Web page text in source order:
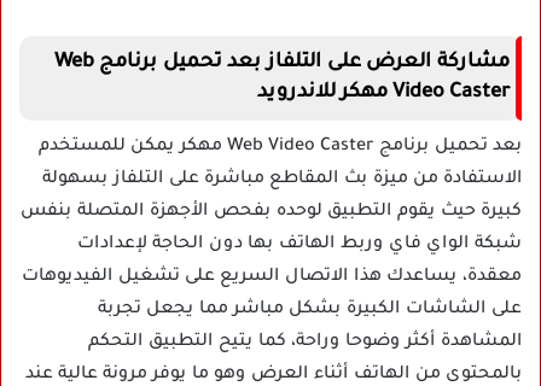
مشاركة العرض على التلفاز بعد تحميل برنامج Web
Video Caster مهكر للاندرويد
بعد تحميل برنامج Web Video Caster مهكر يمكن للمستخدم
الاستفادة من ميزة بث المقاطع مباشرة على التلفاز بسهولة
كبيرة حيث يقوم التطبيق لوحده بفحص الأجهزة المتصلة بنفس
شبكة الواي فاي وربط الهاتف بها دون الحاجة لإعدادات
معقدة، يساعدك هذا الاتصال السريع على تشغيل الفيديوهات
على الشاشات الكبيرة بشكل مباشر مما يجعل تجربة
المشاهدة أكثر وضوحا وراحة، كما يتيح التطبيق التحكم
بالمحتوى من الهاتف أثناء العرض وهو ما يوفر مرونة عالية عند